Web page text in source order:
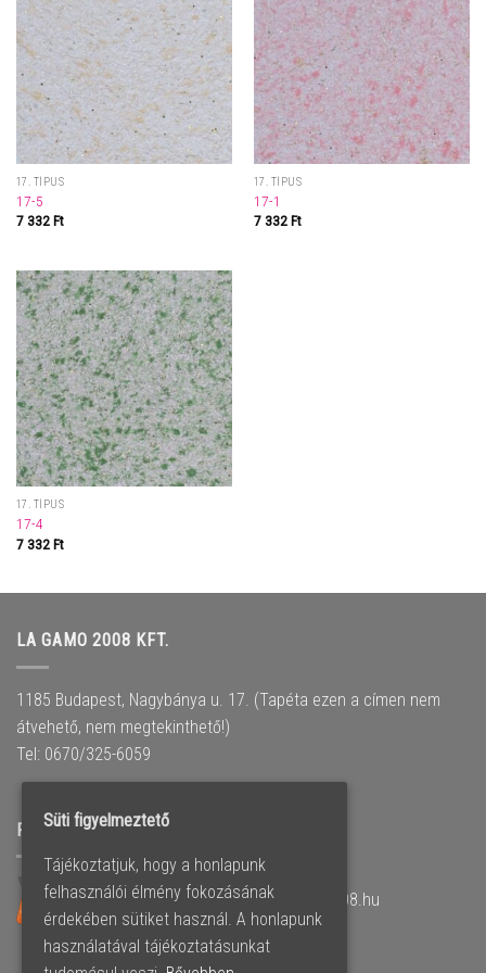
17. TÍPUS
17-5
7 332Ft
17. TÍPUS
17-1
7 332Ft
17. TÍPUS
17-4
7 332Ft
LA GAMO 2008 KFT.
1185 Budapest, Nagybánya u. 17. (Tapéta ezen a címen nem
átvehető, nem megtekinthető!)
Tel: 0670/325-6059
PARTNER OLDALUNK
Műanyag nyílászárók –www.lagamo2008.hu
Süti figyelmeztető
Tájékoztatjuk, hogy a honlapunk
felhasználói élmény fokozásának
érdekében sütiket használ. A honlapunk
használatával tájékoztatásunkat